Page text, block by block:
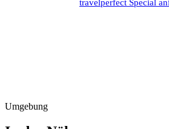
travelperfect Special
Umgebung